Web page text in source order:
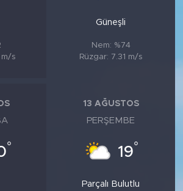
s
Güneşli
Nem: %74
Rüzgar: 7.31 m/s
°
13 AĞUSTOS
PERŞEMBE
19°
Parçalı Bulutlu